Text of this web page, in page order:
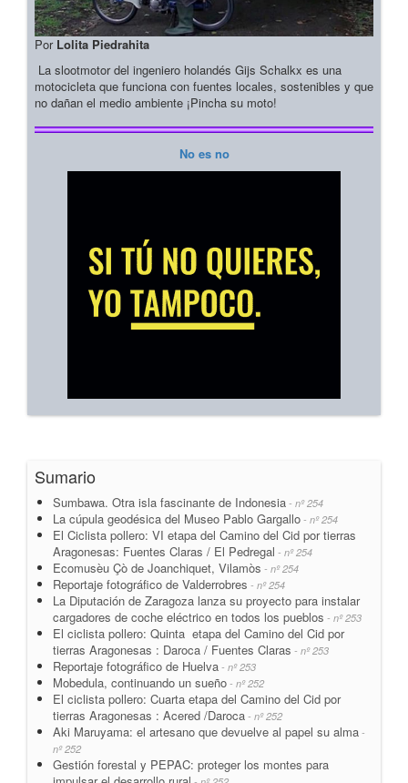
Por Lolita Piedrahita
La slootmotor del ingeniero holandés Gijs Schalkx es una
motocicleta que funciona con fuentes locales, sostenibles y que
no dañan el medio ambiente ¡Pincha su moto!
No es no
Sumario
Sumbawa. Otra isla fascinante de Indonesia - nº 254
La cúpula geodésica del Museo Pablo Gargallo - nº 254
El Ciclista pollero: VI etapa del Camino del Cid por tierras
Aragonesas: Fuentes Claras / El Pedregal - nº 254
Ecomusèu Çò de Joanchiquet, Vilamòs - nº 254
Reportaje fotográfico de Valderrobres - nº 254
La Diputación de Zaragoza lanza su proyecto para instalar
cargadores de coche eléctrico en todos los pueblos - nº 253
El ciclista pollero: Quinta etapa del Camino del Cid por
tierras Aragonesas : Daroca / Fuentes Claras - nº 253
Reportaje fotográfico de Huelva - nº 253
Mobedula, continuando un sueño - nº 252
El ciclista pollero: Cuarta etapa del Camino del Cid por
tierras Aragonesas : Acered /Daroca - nº 252
Aki Maruyama: el artesano que devuelve al papel su alma -
nº 252
Gestión forestal y PEPAC: proteger los montes para